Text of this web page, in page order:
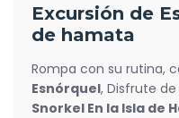
Excursión de
de hamata
Rompa con su rutina,
Esnórquel, Disfrute
Snorkel En la Isla de